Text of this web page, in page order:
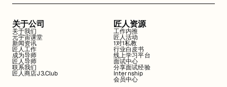
关于公司
关于我们
元宇宙课堂
新闻资讯
匠人工作
成为导师
匠人导师
联系我们
匠人商店J3.Club
匠人资源
工作内推
匠人活动
1对1私教
行业白皮书
线上学习平台
面试中心
分享面试经验
Internship
会员中心